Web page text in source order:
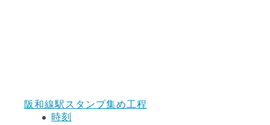
阪和線駅スタンプ集め工程
時刻